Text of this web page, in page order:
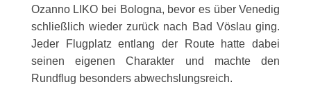
Ozanno LIKO bei Bologna, bevor es über Venedig
schließlich wieder zurück nach Bad Vöslau ging.
Jeder Flugplatz entlang der Route hatte dabei
seinen eigenen Charakter und machte den
Rundflug besonders abwechslungsreich.